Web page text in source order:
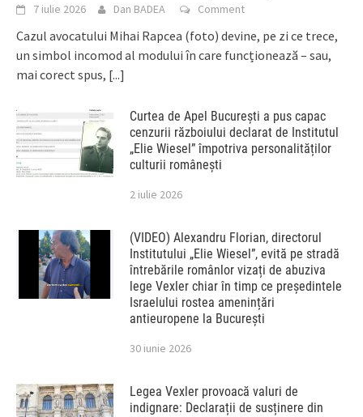
7 iulie 2026 Dan BADEA Comment
Cazul avocatului Mihai Rapcea (foto) devine, pe zi ce trece,
un simbol incomod al modului în care funcționează – sau,
mai corect spus, [...]
Curtea de Apel București a pus capac
cenzurii războiului declarat de Institutul
„Elie Wiesel” împotriva personalităților
culturii românești
2 iulie 2026
(VIDEO) Alexandru Florian, directorul
Institutului „Elie Wiesel”, evită pe stradă
întrebările românlor vizați de abuziva
lege Vexler chiar în timp ce președintele
Israelului rostea amenințări
antieuropene la București
30 iunie 2026
Legea Vexler provoacă valuri de
indignare: Declarații de susținere din